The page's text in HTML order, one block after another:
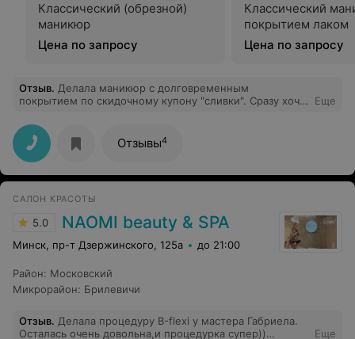
Классический (обрезной)
маникюр
Цена по запросу
Классический
покрытием лаком
Цена по запросу
Отзыв. Делала маникюр с долговременным
покрытием по скидочному купону "сливки". Сразу хочу
достаточно давно и у разных мастеров. Мне очень
понравилось! Всё качественно, быстро, аккуратно и
красиво, качество покрытия тоже достойное. И не
смотря на то, что мастер, делавшая маникюр, немного
угрюмая))) вернусь к ней на маникюр даже без скидок)
время записи и во время моего посещения.
Еще
Отзывы4
САЛОН КРАСОТЫ
5.0 NAOMI beauty & SPA
Минск, пр-т Дзержинского, 125а до 21:00
Район: Московский
Микрорайон: Брилевичи
Отзыв. Делала процедуру В-flexi у мастера Габриела.
Осталась очень довольна,и процедурка супер))
Еще